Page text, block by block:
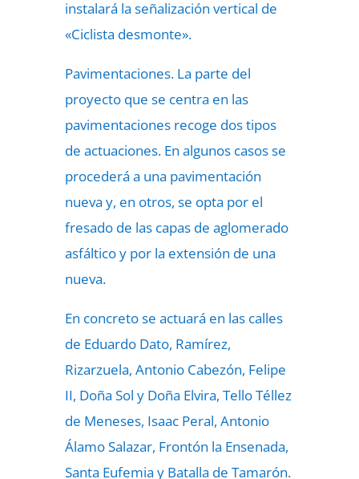
instalará la señalización vertical de
«Ciclista desmonte».
Pavimentaciones. La parte del
proyecto que se centra en las
pavimentaciones recoge dos tipos
de actuaciones. En algunos casos se
procederá a una pavimentación
nueva y, en otros, se opta por el
fresado de las capas de aglomerado
asfáltico y por la extensión de una
nueva.
En concreto se actuará en las calles
de Eduardo Dato, Ramírez,
Rizarzuela, Antonio Cabezón, Felipe
II, Doña Sol y Doña Elvira, Tello Téllez
de Meneses, Isaac Peral, Antonio
Álamo Salazar, Frontón la Ensenada,
Santa Eufemia y Batalla de Tamarón.